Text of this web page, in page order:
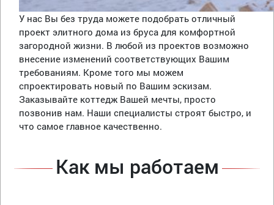
У нас Вы без труда можете подобрать отличный
проект элитного дома из бруса для комфортной
загородной жизни. В любой из проектов возможно
внесение изменений соответствующих Вашим
требованиям. Кроме того мы можем
спроектировать новый по Вашим эскизам.
Заказывайте коттедж Вашей мечты, просто
позвонив нам. Наши специалисты строят быстро, и
что самое главное качественно.
Как мы работаем